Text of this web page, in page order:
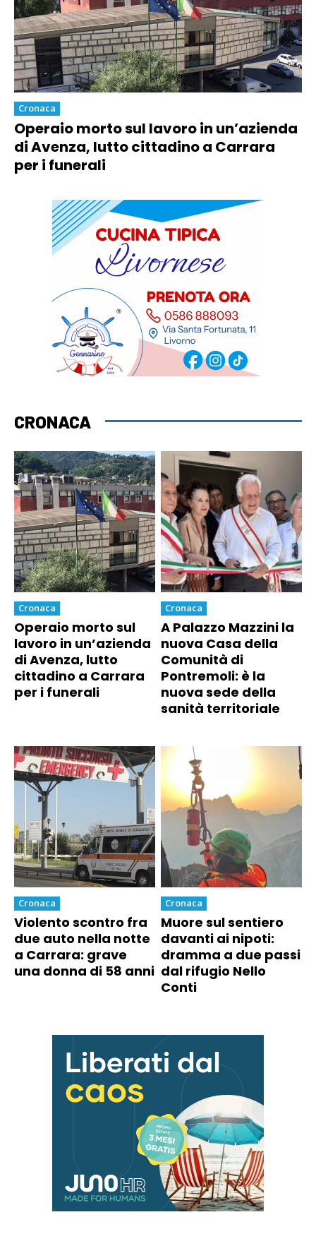
Cronaca
Operaio morto sul lavoro in un’azienda
di Avenza, lutto cittadino a Carrara
per i funerali
CRONACA
Cronaca
Operaio morto sul
lavoro in un’azienda
di Avenza, lutto
cittadino a Carrara
per i funerali
Cronaca
A Palazzo Mazzini la
nuova Casa della
Comunità di
Pontremoli: è la
nuova sede della
sanità territoriale
Cronaca
Violento scontro fra
due auto nella notte
a Carrara: grave
una donna di 58 anni
Cronaca
Muore sul sentiero
davanti ai nipoti:
dramma a due passi
dal rifugio Nello
Conti